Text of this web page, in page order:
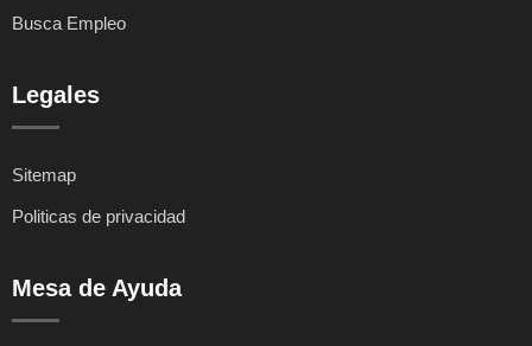
Busca Empleo
Legales
Sitemap
Politicas de privacidad
Mesa de Ayuda